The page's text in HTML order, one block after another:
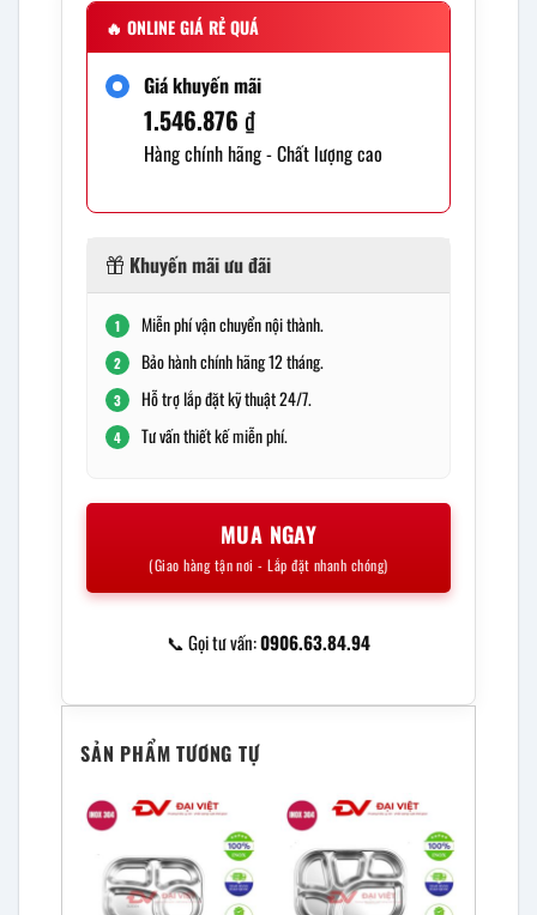
🔥 ONLINE GIÁ RẺ QUÁ
Giá khuyến mãi
1.546.876 ₫
Hàng chính hãng - Chất lượng cao
Khuyến mãi ưu đãi
1 Miễn phí vận chuyển nội thành.
2 Bảo hành chính hãng 12 tháng.
3 Hỗ trợ lắp đặt kỹ thuật 24/7.
4 Tư vấn thiết kế miễn phí.
MUA NGAY
(Giao hàng tận nơi - Lắp đặt nhanh chóng)
📞 Gọi tư vấn:0906.63.84.94
SẢN PHẨM TƯƠNG TỰ